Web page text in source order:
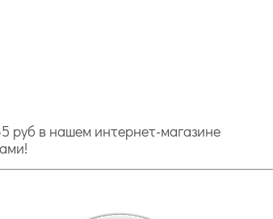
руб в нашем интернет-магазине